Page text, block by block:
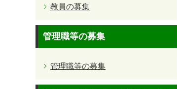
教員の募集
管理職等の募集
管理職等の募集